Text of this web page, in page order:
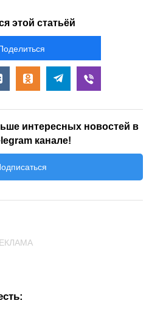
этой статьёй
интересных новостей в
канале!